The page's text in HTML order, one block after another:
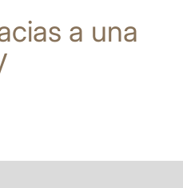
a una